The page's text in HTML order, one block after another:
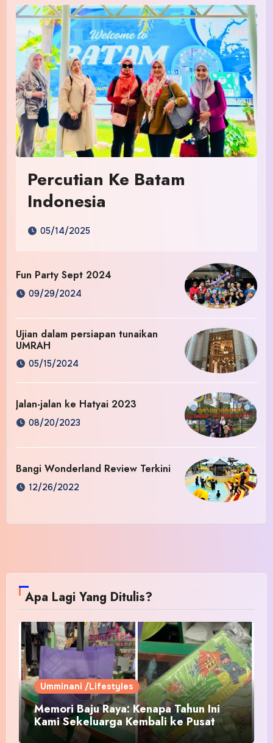
Percutian Ke Batam
Indonesia
05/14/2025
Fun Party Sept 2024
09/29/2024
Ujian dalam persiapan tunaikan
UMRAH
05/15/2024
Jalan-jalan ke Hatyai 2023
08/20/2023
Bangi Wonderland Review Terkini
12/26/2022
Apa Lagi Yang Ditulis?
Umminani /Lifestyles
Memori Baju Raya: Kenapa Tahun Ini
Kami Sekeluarga Kembali ke Pusat
Pakaian Hari-Hari?